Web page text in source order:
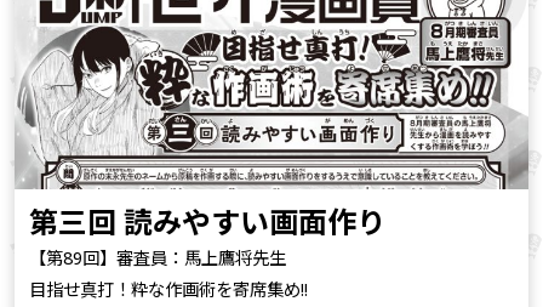
第三回 読みやすい画面作り
【第89回】審査員：馬上鷹将先生
目指せ真打！粋な作画術を寄席集め!!